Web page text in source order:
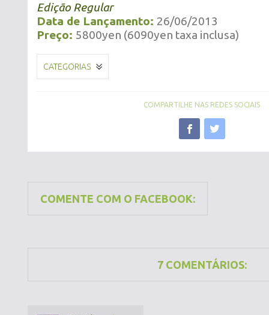
Edição Regular
Data de Lançamento: 26/06/2013
Preço: 5800yen (6090yen taxa inclusa)
CATEGORIAS
COMPARTILHE NAS REDES SOCIAIS
COMENTE COM O FACEBOOK:
7 COMENTÁRIOS: